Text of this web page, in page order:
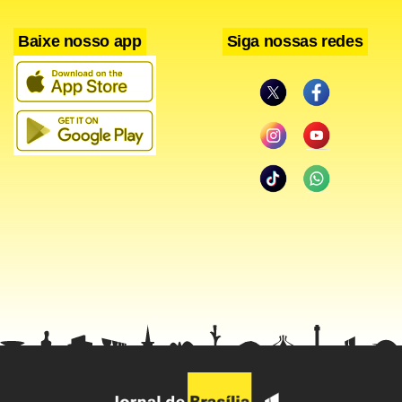
Baixe nosso app Siga nossas redes